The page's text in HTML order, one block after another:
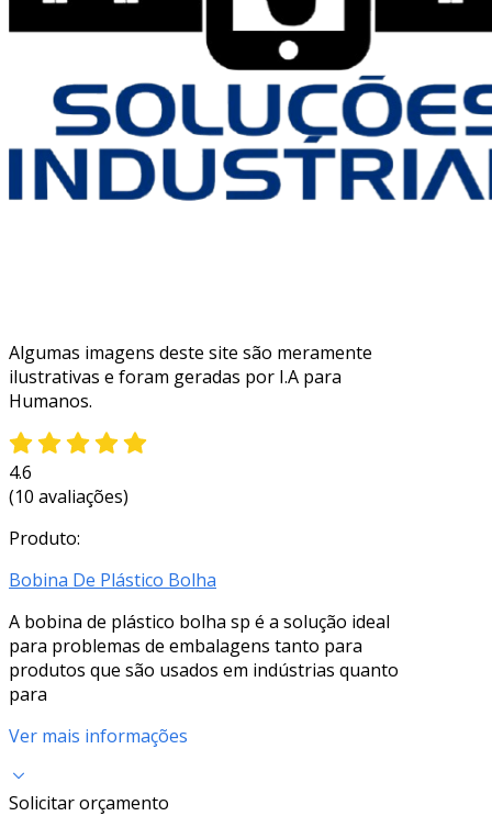
Algumas imagens deste site são meramente
ilustrativas e foram geradas por I.A para
Humanos.
4.6
(10 avaliações)
Produto:
Bobina De Plástico Bolha
A bobina de plástico bolha sp é a solução ideal
para problemas de embalagens tanto para
produtos que são usados em indústrias quanto
para
Ver mais informações
Solicitar orçamento